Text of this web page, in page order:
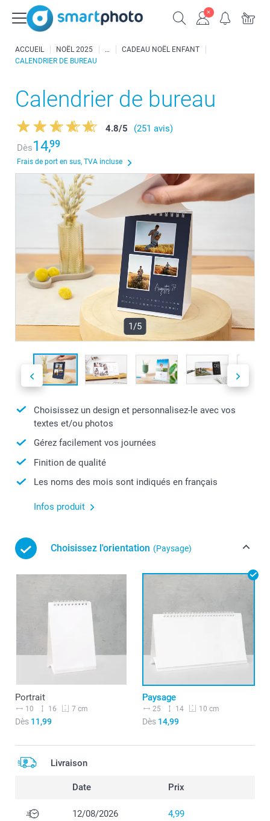
ACCUEIL NOËL 2025
CADEAU NOËL ENFANT
CALENDRIER DE BUREAU
Calendrier de bureau
4.8/5
(251 avis)
Dès14,99
Frais de port en sus, TVA incluse
1/5
Choisissez un design et personnalisez-le avec vos
textes et/ou photos
Gérez facilement vos journées
Finition de qualité
Les noms des mois sont indiqués en français
Infos produit
Choisissez l'orientation (Paysage)
Portrait
10 16 7 cm
Dès 11,99
Paysage
25 14 10 cm
Dès14,99
Livraison
Date Prix
12/08/2026 4,99